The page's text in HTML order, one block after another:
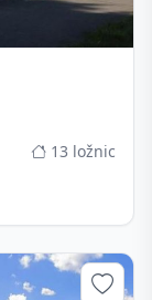
13 ložnic